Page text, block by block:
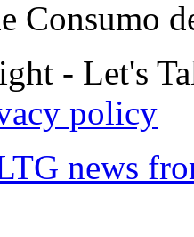
Consumo
- Let's
policy
news